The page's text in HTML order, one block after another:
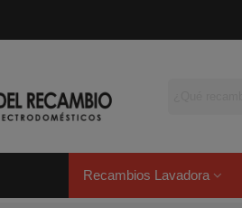
Recambios Lavadora